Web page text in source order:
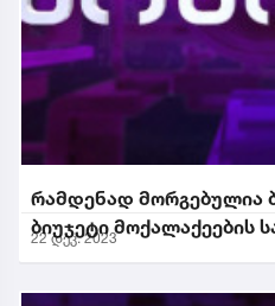
რამდენად მორგებულია
ბიუჯეტი მოქალაქეების
22 დეკ. 2023